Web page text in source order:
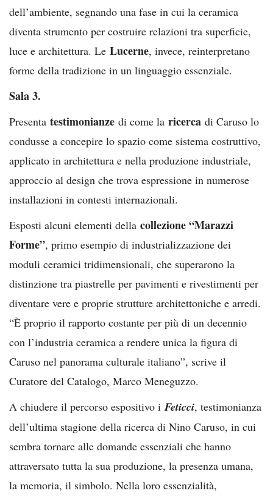
dell’ambiente, segnando una fase in cui la ceramica
diventa strumento per costruire relazioni tra superficie,
luce e architettura. Le Lucerne, invece, reinterpretano
forme della tradizione in un linguaggio essenziale.
Sala 3.
Presenta testimonianze di come la ricerca di Caruso lo
condusse a concepire lo spazio come sistema costruttivo,
applicato in architettura e nella produzione industriale,
approccio al design che trova espressione in numerose
installazioni in contesti internazionali.
Esposti alcuni elementi della collezione “Marazzi
Forme”, primo esempio di industrializzazione dei
moduli ceramici tridimensionali, che superarono la
distinzione tra piastrelle per pavimenti e rivestimenti per
diventare vere e proprie strutture architettoniche e arredi.
“È proprio il rapporto costante per più di un decennio
con l’industria ceramica a rendere unica la figura di
Caruso nel panorama culturale italiano”, scrive il
Curatore del Catalogo, Marco Meneguzzo.
A chiudere il percorso espositivo iFeticci, testimonianza
dell’ultima stagione della ricerca di Nino Caruso, in cui
sembra tornare alle domande essenziali che hanno
attraversato tutta la sua produzione, la presenza umana,
la memoria, il simbolo. Nella loro essenzialità,